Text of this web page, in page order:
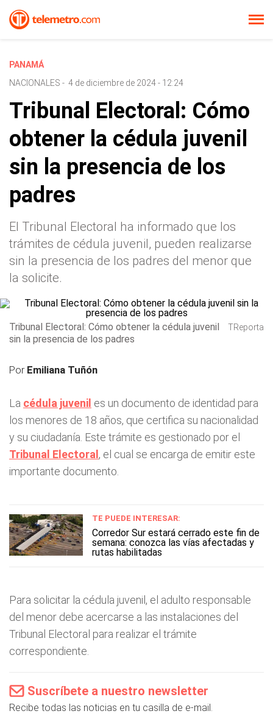
PANAMÁ
NACIONALES - 4 de diciembre de 2024 - 12:24
Tribunal Electoral: Cómo
obtener la cédula juvenil
sin la presencia de los
padres
El Tribunal Electoral ha informado que los
trámites de cédula juvenil, pueden realizarse
sin la presencia de los padres del menor que
la solicite.
Tribunal Electoral: Cómo obtener la cédula juvenil
sin la presencia de los padres
TReporta
Por Emiliana Tuñón
La cédula juvenil es un documento de identidad para
los menores de 18 años, que certifica su nacionalidad
y su ciudadanía. Este trámite es gestionado por el
Tribunal Electoral , el cual se encarga de emitir este
importante documento.
TE PUEDE INTERESAR:
Corredor Sur estará cerrado este fin de
semana: conozca las vías afectadas y
rutas habilitadas
Para solicitar la cédula juvenil, el adulto responsable
del menor debe acercarse a las instalaciones del
Tribunal Electoral para realizar el trámite
correspondiente.
Suscríbete a nuestro newsletter
Recibe todas las noticias en tu casilla de e-mail.